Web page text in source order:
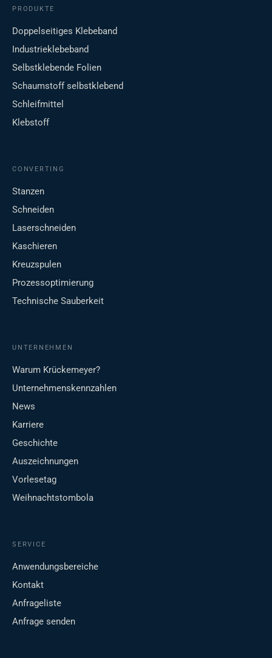
PRODUKTE
Doppelseitiges Klebeband
Industrieklebeband
Selbstklebende Folien
Schaumstoff selbstklebend
Schleifmittel
Klebstoff
CONVERTING
Stanzen
Schneiden
Laserschneiden
Kaschieren
Kreuzspulen
Prozessoptimierung
Technische Sauberkeit
UNTERNEHMEN
Warum Krückemeyer?
Unternehmenskennzahlen
News
Karriere
Geschichte
Auszeichnungen
Vorlesetag
Weihnachtstombola
SERVICE
Anwendungsbereiche
Kontakt
Anfrageliste
Anfrage senden